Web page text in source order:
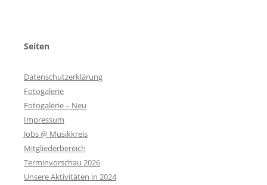
Seiten
Datenschutzerklärung
Fotogalerie
Fotogalerie – Neu
Impressum
Jobs @ Musikkreis
Mitgliederbereich
Terminvorschau 2026
Unsere Aktivitäten in 2024